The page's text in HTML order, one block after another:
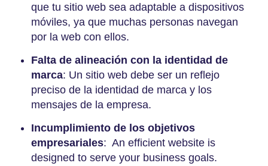
que tu sitio web sea adaptable a dispositivos
móviles, ya que muchas personas navegan
por la web con ellos.
Falta de alineación con la identidad de
marca: Un sitio web debe ser un reflejo
preciso de la identidad de marca y los
mensajes de la empresa.
Incumplimiento de los objetivos
empresariales: An efficient website is
designed to serve your business goals.